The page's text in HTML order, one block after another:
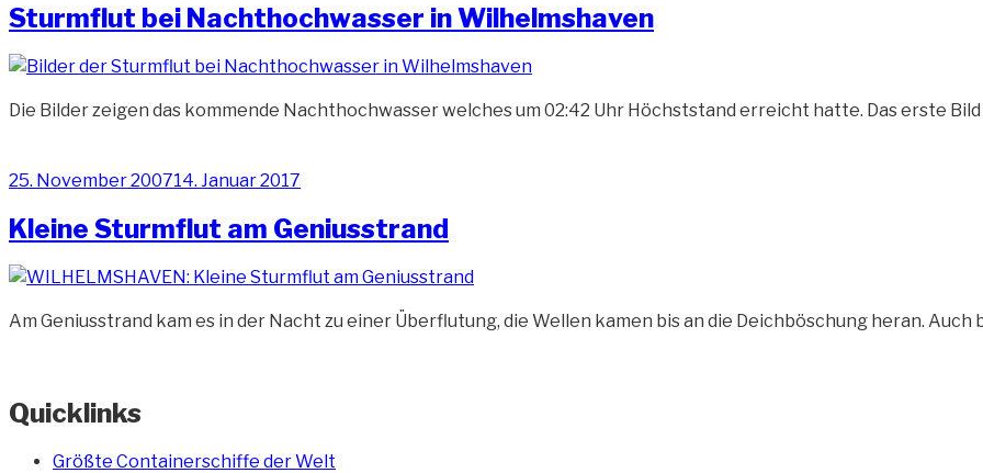
Sturmflut bei Nachthochwasser in Wilhelmshaven
Die Bilder zeigen das kommende Nachthochwasser welches um 02:42 Uhr Höchststand erreicht hatte. Das erste
Veröffentlicht
25. November 200714. Januar 2017
Kleine Sturmflut am Geniusstrand
Am Geniusstrand kam es in der Nacht zu einer Überflutung, die Wellen kamen bis an die Deichböschung heran. Auch
Quicklinks
Größte Containerschiffe der Welt